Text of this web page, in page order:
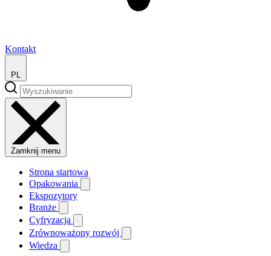
Kontakt
PL
Zamknij menu
Strona startowa
Opakowania
Ekspozytory
Branże
Cyfryzacja
Zrównoważony rozwój
Wiedza